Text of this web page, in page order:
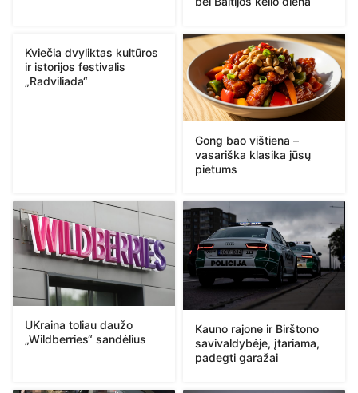
Kviečia dvyliktas kultūros
ir istorijos festivalis
„Radviliada“
Gong bao vištiena –
vasariška klasika jūsų
pietums
UKraina toliau daužo
„Wildberries“ sandėlius
Kauno rajone ir Birštono
savivaldybėje, įtariama,
padegti garažai